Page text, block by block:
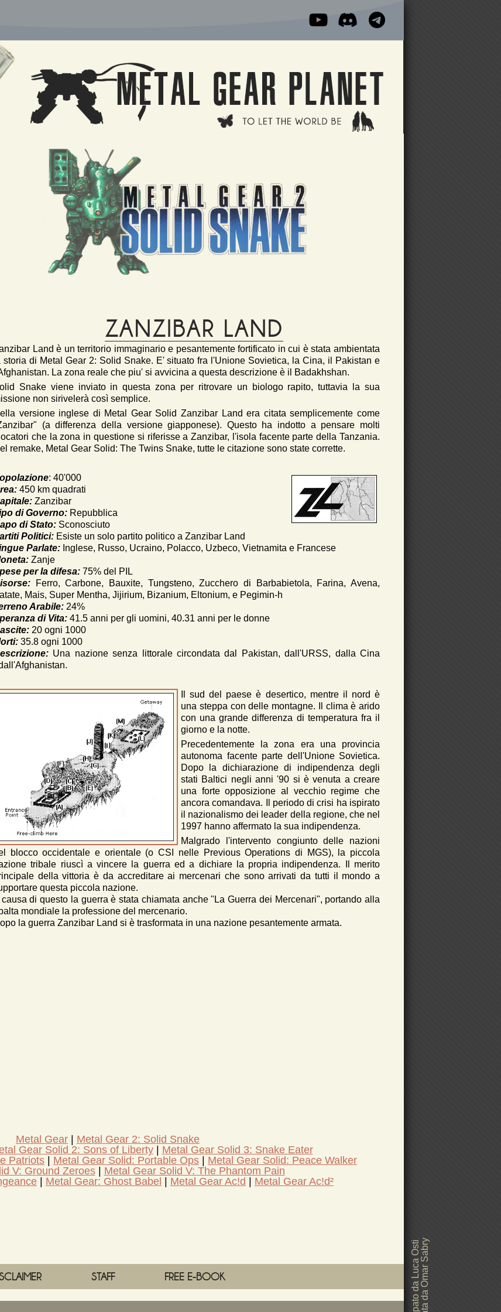
ZANZIBAR LAND
Land è un territorio immaginario e pesantemente fortificato in cui è stata ambientata
storia di Metal Gear 2: Solid Snake. E' situato fra l'Unione Sovietica, la Cina, il Pakistan e
La zona reale che piu' si avvicina a questa descrizione è il Badakhshan.
Snake viene inviato in questa zona per ritrovare un biologo rapito, tuttavia la sua
non sirivelerà così semplice.
versione inglese di Metal Gear Solid Zanzibar Land era citata semplicemente come
(a differenza della versione giapponese). Questo ha indotto a pensare molti
che la zona in questione si riferisse a Zanzibar, l'isola facente parte della Tanzania.
remake, Metal Gear Solid: The Twins Snake, tutte le citazione sono state corrette.
: 40'000
450 km quadrati
Zanzibar
di Governo: Repubblica
di Stato: Sconosciuto
Politici: Esiste un solo partito politico a Zanzibar Land
Parlate: Inglese, Russo, Ucraino, Polacco, Uzbeco, Vietnamita e Francese
Zanje
per la difesa: 75% del PIL
Ferro, Carbone, Bauxite, Tungsteno, Zucchero di Barbabietola, Farina, Avena,
Mais, Super Mentha, Jijirium, Bizanium, Eltonium, e Pegimin-h
Arabile: 24%
di Vita: 41.5 anni per gli uomini, 40.31 anni per le donne
20 ogni 1000
35.8 ogni 1000
Una nazione senza littorale circondata dal Pakistan, dall'URSS, dalla Cina
Il sud del paese è desertico, mentre il nord è
una steppa con delle montagne. Il clima è arido
con una grande differenza di temperatura fra il
giorno e la notte.
Precedentemente la zona era una provincia
autonoma facente parte dell'Unione Sovietica.
Dopo la dichiarazione di indipendenza degli
stati Baltici negli anni '90 si è venuta a creare
una forte opposizione al vecchio regime che
ancora comandava. Il periodo di crisi ha ispirato
il nazionalismo dei leader della regione, che nel
1997 hanno affermato la sua indipendenza.
Malgrado l'intervento congiunto delle nazioni
blocco occidentale e orientale (o CSI nelle Previous Operations di MGS), la piccola
tribale riuscì a vincere la guerra ed a dichiare la propria indipendenza. Il merito
della vittoria è da accreditare ai mercenari che sono arrivati da tutti il mondo a
questa piccola nazione.
causa di questo la guerra è stata chiamata anche "La Guerra dei Mercenari", portando alla
mondiale la professione del mercenario.
la guerra Zanzibar Land si è trasformata in una nazione pesantemente armata.
Metal Gear
Metal Gear 2: Solid Snake
Gear Solid 2: Sons of Liberty
Metal Gear Solid 3: Snake Eater
Patriots
Metal Gear Solid: Portable Ops
Metal Gear Solid: Peace Walker
V: Ground Zeroes
Metal Gear Solid V: The Phantom Pain
Metal Gear: Ghost Babel Metal Gear Ac!d Metal Gear Ac!d²
STAFF FREE E-BOOK